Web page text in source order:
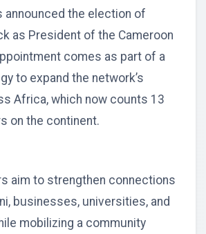
announced the election of
as President of the Cameroon
comes as part of a
to expand the network’s
Africa, which now counts 13
on the continent.
aim to strengthen connections
businesses, universities, and
mobilizing a community